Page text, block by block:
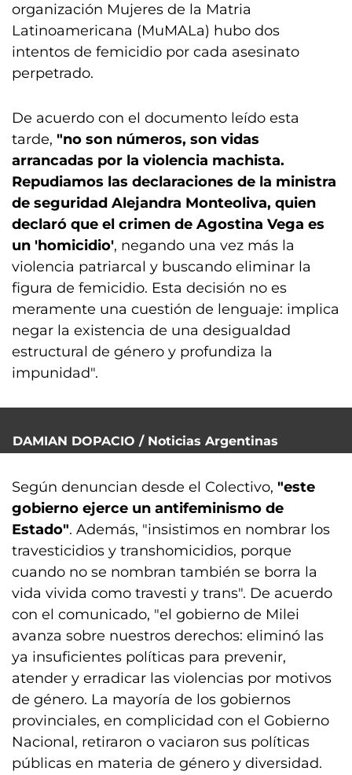
organización Mujeres de la Matria
Latinoamericana (MuMALa) hubo dos
intentos de femicidio por cada asesinato
perpetrado.
De acuerdo con el documento leído esta
tarde, "no son números, son vidas
arrancadas por la violencia machista.
Repudiamos las declaraciones de la ministra
de seguridad Alejandra Monteoliva, quien
declaró que el crimen de Agostina Vega es
un 'homicidio', negando una vez más la
violencia patriarcal y buscando eliminar la
figura de femicidio. Esta decisión no es
meramente una cuestión de lenguaje: implica
negar la existencia de una desigualdad
estructural de género y profundiza la
impunidad".
DAMIAN DOPACIO / Noticias Argentinas
Según denuncian desde el Colectivo, "este
gobierno ejerce un antifeminismo de
Estado". Además, "insistimos en nombrar los
travesticidios y transhomicidios, porque
cuando no se nombran también se borra la
vida vivida como travesti y trans". De acuerdo
con el comunicado, "el gobierno de Milei
avanza sobre nuestros derechos: eliminó las
ya insuficientes políticas para prevenir,
atender y erradicar las violencias por motivos
de género. La mayoría de los gobiernos
provinciales, en complicidad con el Gobierno
Nacional, retiraron o vaciaron sus políticas
públicas en materia de género y diversidad.